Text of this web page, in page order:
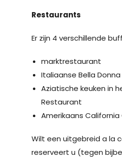
Restaurants
Er zijn 4 verschillende
marktrestaurant
Italiaanse Bella Donna
Aziatische keuken in
Restaurant
Amerikaans California
Wilt een uitgebreid a la
reserveert u (tegen